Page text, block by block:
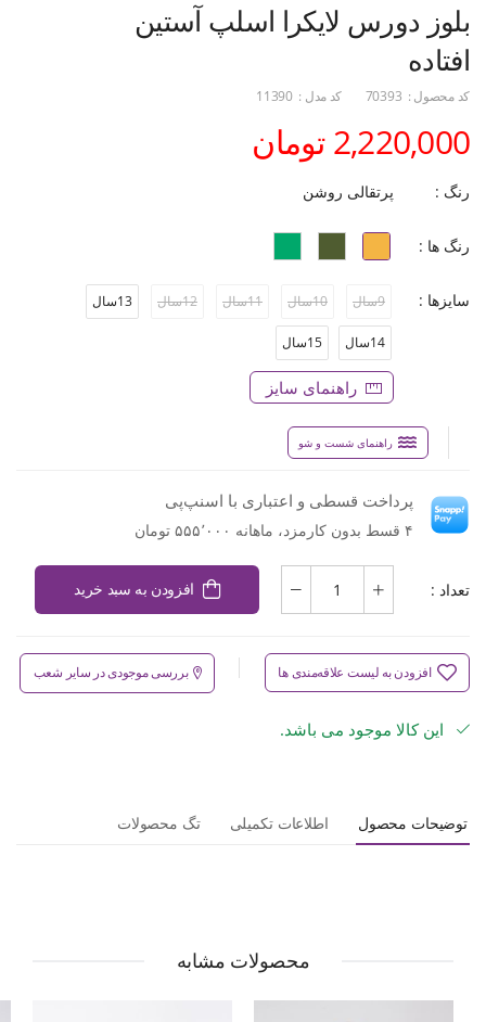
بلوز دورس لایکرا اسلپ آستین
افتاده
کد محصول : 70393 کد مدل : 11390
2,220,000 تومان
رنگ : پرتقالی روشن
رنگ ها :
سایزها : 9سال 10سال 11سال 12سال 13سال
14سال 15سال
راهنمای سایز
راهنمای شست و شو
پرداخت قسطی و اعتباری با اسنپ‌پی
۴ قسط بدون کارمزد، ماهانه ۵۵۵٬۰۰۰ تومان
تعداد : افزودن به سبد خرید
افزودن به لیست علاقه‌مندی ها بررسی موجودی در سایر شعب
این کالا موجود می باشد.
توضیحات محصول اطلاعات تکمیلی تگ محصولات
محصولات مشابه